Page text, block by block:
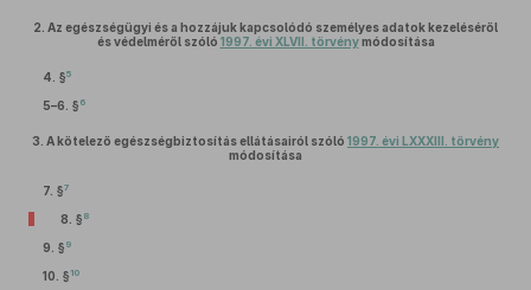
2. Az egészségügyi és a hozzájuk kapcsolódó személyes adatok kezeléséről
és védelméről szóló 1997. évi XLVII. törvénymódosítása
4. §5
5–6. § 6
3. A kötelező egészségbiztosítás ellátásairól szóló 1997. évi LXXXIII. törvény
módosítása
7. §7
8. § 8
9. § 9
10. § 10